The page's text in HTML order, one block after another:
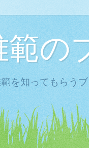
の
を知ってもらう